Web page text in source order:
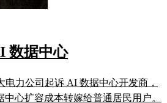
数据中心
电力公司起诉 AI 数据中心开发商，
心扩容成本转嫁给普通居民用户。